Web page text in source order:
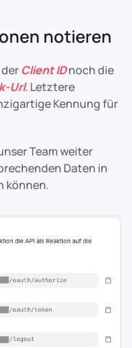
notieren
Client IDnoch die
Url. Letztere
Kennung für
Team weiter
Daten in
können.